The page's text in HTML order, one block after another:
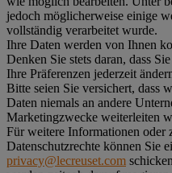
jedoch möglicherweise einige
vollständig verarbeitet wurde.
Ihre Daten werden von Ihnen
Denken Sie stets daran, dass
Ihre Präferenzen jederzeit
Bitte seien Sie versichert, dass
Daten niemals an andere
Marketingzwecke weiterleiten
Für weitere Informationen oder
Datenschutzrechte können Sie
privacy@lecreuset.com